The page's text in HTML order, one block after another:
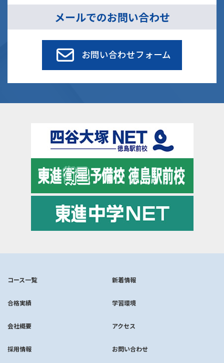
メールでのお問い合わせ
お問い合わせフォーム
コース一覧 新着情報
合格実績 学習環境
会社概要 アクセス
採用情報 お問い合わせ